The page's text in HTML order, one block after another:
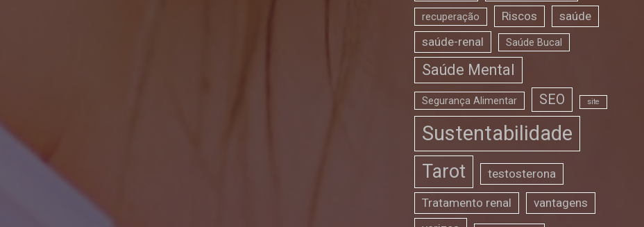
recuperação Riscos
saúde
saúde-renal
Saúde Bucal
Saúde Mental
Segurança Alimentar SEO site
Sustentabilidade
Tarot testosterona
Tratamento renal
vantagens